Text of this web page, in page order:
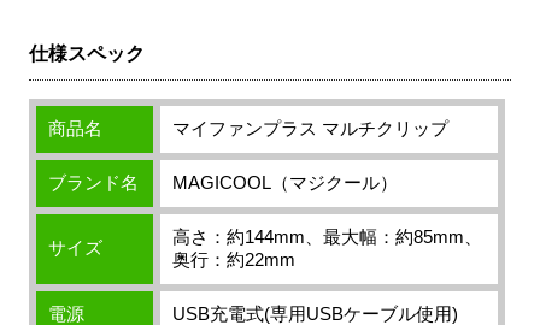
仕様スペック
商品名 マイファンプラス マルチクリップ
ブランド名 MAGICOOL（マジクール）
サイズ
高さ：約144mm、最大幅：約85mm、
奥行：約22mm
電源 USB充電式(専用USBケーブル使用)